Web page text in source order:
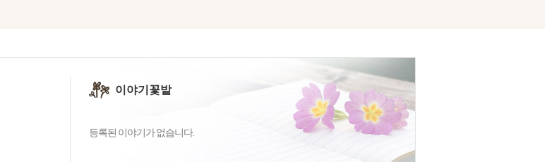
이야기꽃밭
등록된 이야기가 없습니다.